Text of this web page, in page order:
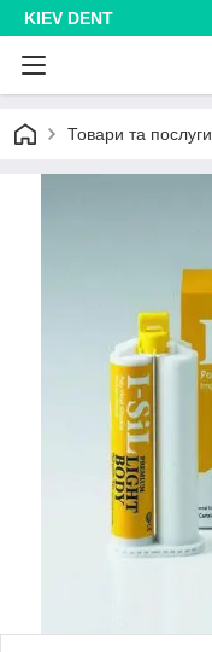
KIEV DENT
Товари та послуги